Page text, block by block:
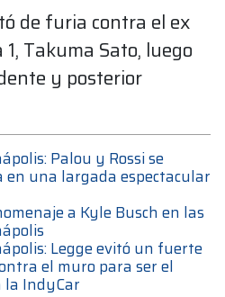
de furia contra el ex
Takuma Sato, luego
y posterior
Palou y Rossi se
una largada espectacular
a Kyle Busch en las
Legge evitó un fuerte
el muro para ser el
la IndyCar